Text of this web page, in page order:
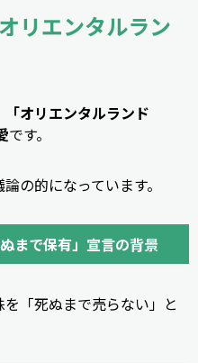
リエンタルラン
「オリエンタルランド
です。
の的になっています。
まで保有」宣言の背景
「死ぬまで売らない」と